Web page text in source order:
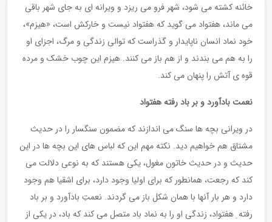
خائنه کشته می شود، شهر فرو می ریزد و ویرانه ای به جای شهر باقی
می ماند، هفتواد می گوید که هفتواد نیست و خارکش است، «هیزم»،
خود نماد انسان ناپایدار و گذراست که توالی زندگی و مرگ، اجزای او
را به هم می بندند و از هم باز می کنند. هیزم این چوب خشک و مرده
قوه ی آتش را پنهان می کند.
نعمت بادآورد و بر باد رفته هفتواد
در ویرانی بچه ها سنگ می اندازند که مضمون سنگسار را در حدیث
مشتاق هم خواهیم دید. نکته مهم این که لباس های این بچه ها در این
حدیث و در حدیث خاتون مغول، یکی هستند که به نوعی دلالت می
کند که رجعت، همانطور که برای اولیا وجود دارد، برای اشقیا هم وجود
دارد و هر بار آنها با همان شکل باز می گردند. نعمتِ بادآورد و بر باد
رفته ِ هفتواد، زندگی او را به نماد باد متصل می کند که باد، در یکی از